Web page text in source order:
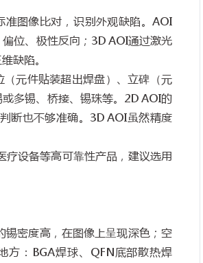
准图像比对，识别外观缺陷。AOI
位、极性反向； 3D AOI通过激光
缺陷。
元件贴装超出焊盘）、立碑（元
多锡、桥接、锡珠等。 2D AOI的
断也不够准确。 3D AOI虽然精度
疗设备等高可靠性产品，建议选用
锡密度高，在图像上呈现深色；空
方： BGA焊球、 QFN底部散热焊